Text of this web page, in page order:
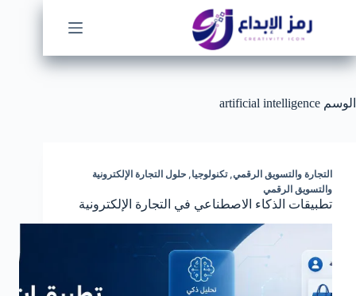
الوسم
التجارة والتسويق الرقمي,تكنولوجيا, حلول التجارة الإلكترونية
والتسويق الرقمي
تطبيقات الذكاء الاصطناعي في التجارة الإلكترونية